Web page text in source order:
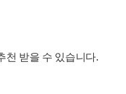
천 받을 수 있습니다.